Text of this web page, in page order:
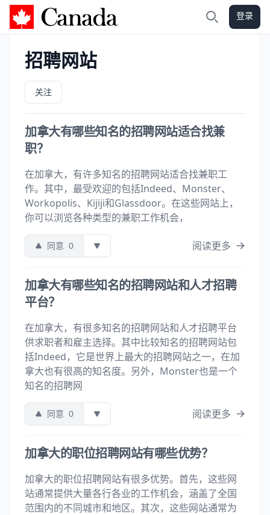
加拿大攻略 登录
招聘网站
关注
加拿大有哪些知名的招聘网站适合找兼
职？
在加拿大，有许多知名的招聘网站适合找兼职工
作。其中，最受欢迎的包括Indeed、Monster、
Workopolis、Kijiji和Glassdoor。在这些网站上，
你可以浏览各种类型的兼职工作机会，
同意 0 阅读更多
加拿大有哪些知名的招聘网站和人才招聘
平台？
在加拿大，有很多知名的招聘网站和人才招聘平台
供求职者和雇主选择。其中比较知名的招聘网站包
括Indeed，它是世界上最大的招聘网站之一，在加
拿大也有很高的知名度。另外，Monster也是一个
知名的招聘网
同意 0 阅读更多
加拿大的职位招聘网站有哪些优势？
加拿大的职位招聘网站有很多优势。首先，这些网
站通常提供大量各行各业的工作机会，涵盖了全国
范围内的不同城市和地区。其次，这些网站通常为